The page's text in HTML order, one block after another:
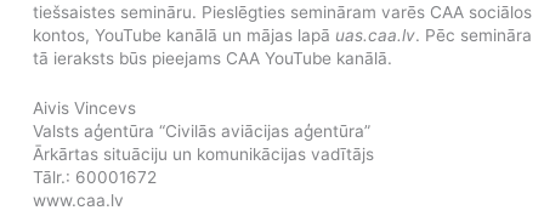
tiešsaistes semināru. Pieslēgties semināram varēs CAA sociālos
kontos, YouTube kanālā un mājas lapā uas.caa.lv. Pēc semināra
tā ieraksts būs pieejams CAA YouTube kanālā.
Aivis Vincevs
Valsts aģentūra “Civilās aviācijas aģentūra”
Ārkārtas situāciju un komunikācijas vadītājs
Tālr.: 60001672
www.caa.lv